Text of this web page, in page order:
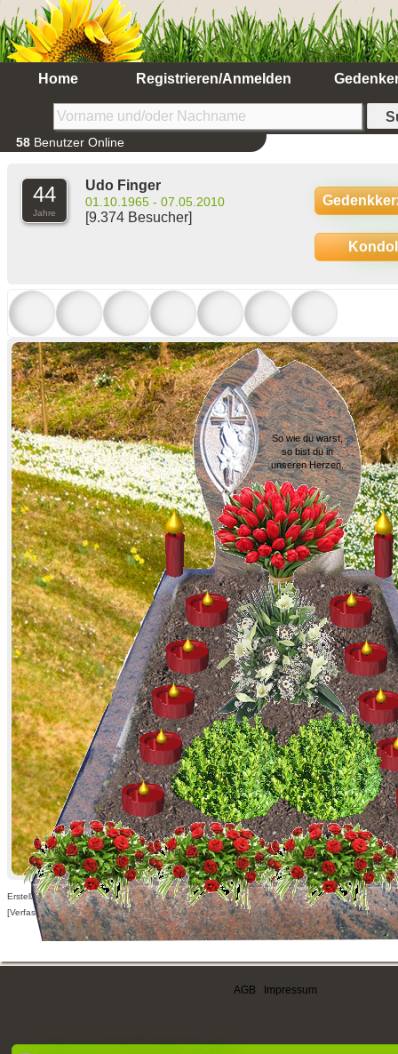
Home Registrieren/Anmelden
58 Benutzer Online
44
Jahre
Udo Finger
01.10.1965 - 07.05.2010
[9.374 Besucher]
So wie du warst,
so bist du in
unseren Herzen.
Erstellt am 14.11.2013,
[Verfasser nur für angemeldete Benutzer sichtbar]
AGB Impressum